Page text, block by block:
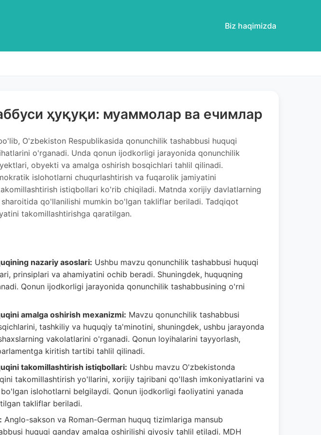
Biz haqimizda
ҳуқуқи: муаммолар ва ечимлар
O'zbekiston Respublikasida qonunchilik tashabbusi huquqi
o'rganadi. Unda qonun ijodkorligi jarayonida qonunchilik
obyekti va amalga oshirish bosqichlari tahlil qilinadi.
islohotlarni chuqurlashtirish va fuqarolik jamiyatini
istiqbollari ko'rib chiqiladi. Matnda xorijiy davlatlarning
qo'llanilishi mumkin bo'lgan takliflar beriladi. Tadqiqot
takomillashtirishga qaratilgan.
nazariy asoslari: Ushbu mavzu qonunchilik tashabbusi huquqi
prinsiplari va ahamiyatini ochib beradi. Shuningdek, huquqning
Qonun ijodkorligi jarayonida qonunchilik tashabbusining o'rni
amalga oshirish mexanizmi: Mavzu qonunchilik tashabbusi
tashkiliy va huquqiy ta'minotini, shuningdek, ushbu jarayonda
vakolatlarini o'rganadi. Qonun loyihalarini tayyorlash,
kiritish tartibi tahlil qilinadi.
takomillashtirish istiqbollari: Ushbu mavzu O'zbekistonda
takomillashtirish yo'llarini, xorijiy tajribani qo'llash imkoniyatlarini va
islohotlarni belgilaydi. Qonun ijodkorligi faoliyatini yanada
takliflar beriladi.
Anglo-sakson va Roman-German huquq tizimlariga mansub
huquqi qanday amalga oshirilishi qiyosiy tahlil etiladi. MDH